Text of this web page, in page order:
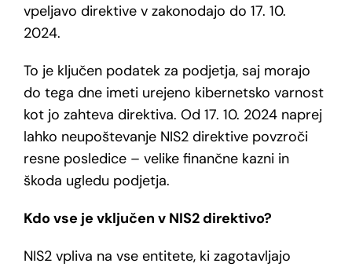
vpeljavo direktive v zakonodajo do 17. 10.
2024.
To je ključen podatek za podjetja, saj morajo
do tega dne imeti urejeno kibernetsko varnost
kot jo zahteva direktiva. Od 17. 10. 2024 naprej
lahko neupoštevanje NIS2 direktive povzroči
resne posledice – velike finančne kazni in
škoda ugledu podjetja.
Kdo vse je vključen v NIS2 direktivo?
NIS2 vpliva na vse entitete, ki zagotavljajo